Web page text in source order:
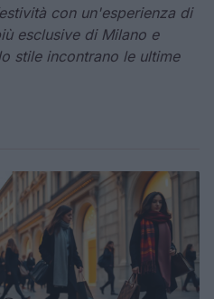
con un'esperienza di
esclusive di Milano e
stile incontrano le ultime